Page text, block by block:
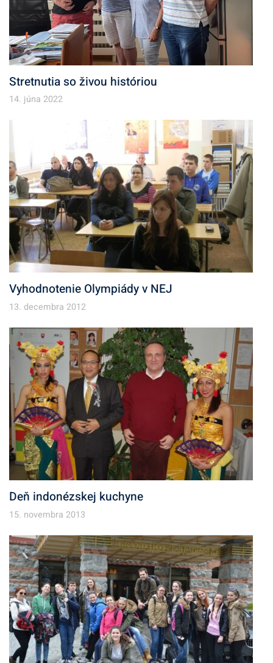
Stretnutia so živou históriou
14. júna 2022
Vyhodnotenie Olympiády v NEJ
13. decembra 2012
Deň indonézskej kuchyne
15. novembra 2013